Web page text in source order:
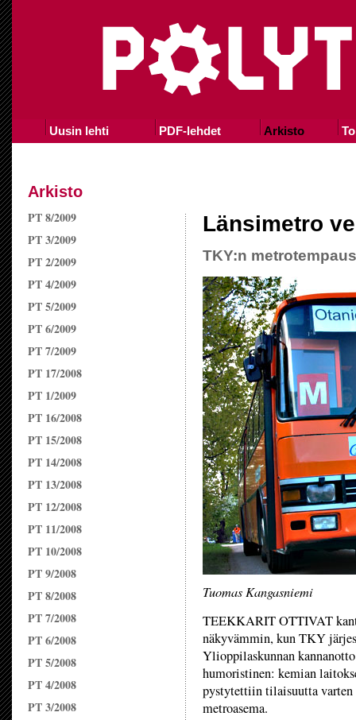
Uusin lehti PDF-lehdet Arkisto
Arkisto
PT 8/2009
PT 3/2009
PT 2/2009
PT 4/2009
PT 5/2009
PT 6/2009
PT 7/2009
PT 17/2008
PT 1/2009
PT 16/2008
PT 15/2008
PT 14/2008
PT 13/2008
PT 12/2008
PT 11/2008
PT 10/2008
PT 9/2008
PT 8/2008
PT 7/2008
PT 6/2008
PT 5/2008
PT 4/2008
PT 3/2008
Länsimetro
TKY:n
Tuomas Kangasniemi
TEEKKARIT OTTIVAT
näkyvämmin, kun TKY
Ylioppilaskunnan
humoristinen: kemian
pystytettiin tilaisuutta varten
metroasema.